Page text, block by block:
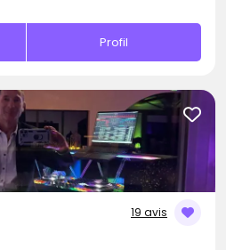
Profil
19 avis